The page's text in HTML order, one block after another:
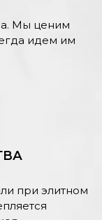
Мы ценим
идем им
при элитном